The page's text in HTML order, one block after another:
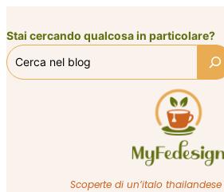
al
contenuto
Stai cercando qualcosa in particolare?
Scoperte di un’italo